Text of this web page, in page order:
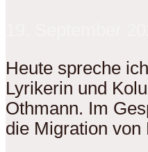
Heute spreche
Lyrikerin und
Othmann. Im
die Migration von